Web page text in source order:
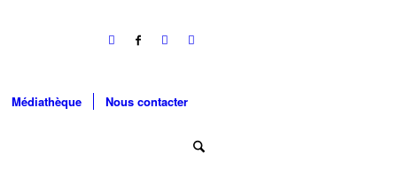
Médiathèque Nous contacter